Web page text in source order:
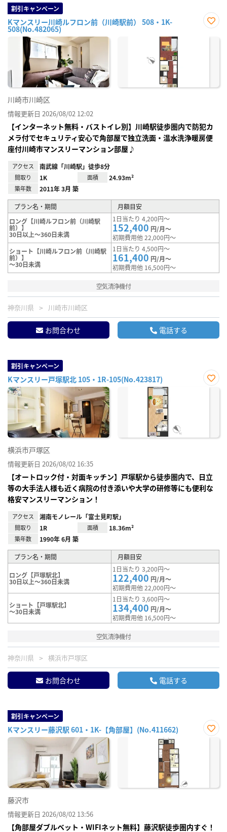
割引キャンペーン
Kマンスリー川崎ルフロン前（川崎駅前） 508・1K-
508(No.482065)
に入
川崎市川崎区
情報更新日 2026/08/02 12:02
【インターネット無料・バストイレ別】川崎駅徒歩圏内で防犯カ
メラ付でセキュリティ安心で角部屋で独立洗面・温水洗浄暖房便
座付川崎市マンスリーマンション部屋♪
アクセス 南武線「川崎駅」徒歩8分
間取り 1K 面積 24.93m²
築年数 2011年 3月 築
プラン名・期間
月額目安
ロング【川崎ルフロン前（川崎駅
前）】
30日以上～360日未満
1日当たり 4,200円～
152,400 円/月～
初期費用他 22,000円～
ショート【川崎ルフロン前（川崎駅
前）】
～30日未満
1日当たり 4,500円～
161,400 円/月～
初期費用他 16,500円～
空気清浄機付
神奈川県 川崎市川崎区
お問合わせ 電話する
割引キャンペーン
Kマンスリー戸塚駅北 105・1R-105(No.423817)
お気
横浜市戸塚区
情報更新日 2026/08/02 16:35
【オートロック付・対面キッチン】戸塚駅から徒歩圏内で、日立
等の大手法人様も近く病院の付き添いや大学の研修等にも便利な
格安マンスリーマンション！
アクセス 湘南モノレール「富士見町駅」
間取り 1R 面積 18.36m²
築年数 1990年 6月 築
プラン名・期間 月額目安
ロング【戸塚駅北】
30日以上～360日未満
1日当たり 3,200円～
122,400 円/月～
初期費用他 22,000円～
ショート【戸塚駅北】
～30日未満
1日当たり 3,600円～
134,400 円/月～
初期費用他 16,500円～
空気清浄機付
神奈川県 横浜市戸塚区
お問合わせ 電話する
割引キャンペーン
Kマンスリー藤沢駅 601・1K-【角部屋】(No.411662)
お気
藤沢市
情報更新日 2026/08/02 13:56
【角部屋ダブルベット・WIFIネット無料】藤沢駅徒歩圏内すぐ！